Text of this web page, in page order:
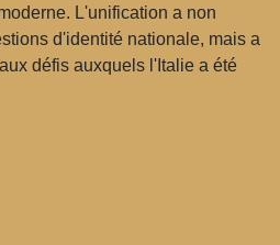
L'unification a non
d'identité nationale, mais a
défis auxquels l'Italie a été